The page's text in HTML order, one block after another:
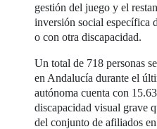
gestión del juego y el
inversión social específica
o con otra discapacidad.
Un total de 718 personas
en Andalucía durante el
autónoma cuenta con
discapacidad visual grave
del conjunto de afiliados